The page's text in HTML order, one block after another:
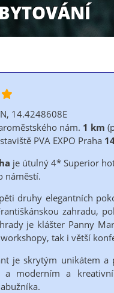
14.4248608E
nám. 1 km
PVA EXPO Praha
je útulný 4* Superior
náměstí.
druhy elegantních
zahradu,
je klášter Panny
tak i větší
je skrytým unikátem
a moderním a